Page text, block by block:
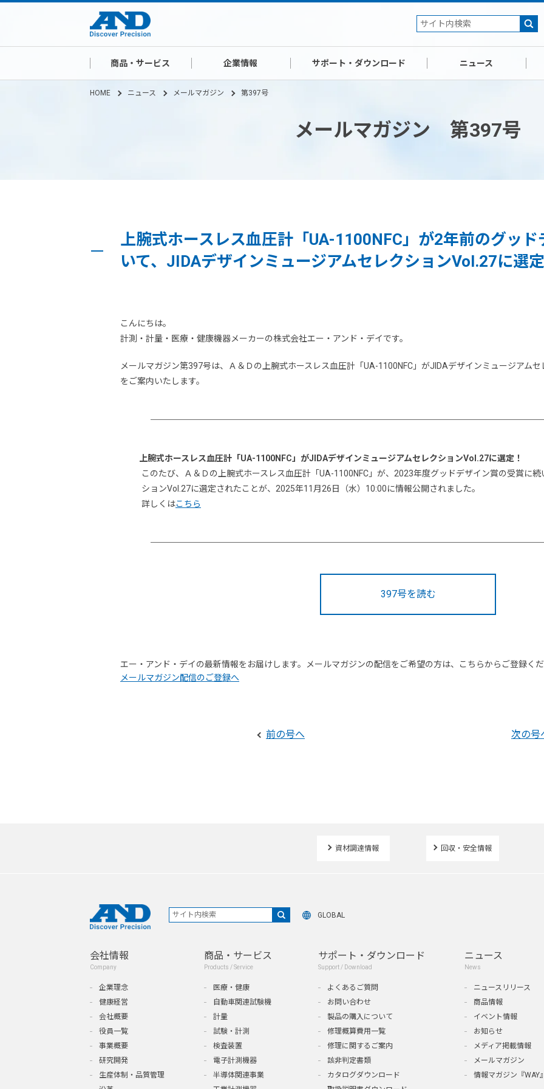
商品・サービス 企業情報 サポート・ダウンロード ニュース
HOME ニュース メールマガジン 第397号
メールマガジン 第397号
上腕式ホースレス血圧計「UA-1100NFC」が2年前のグッ
いて、JIDAデザインミュージアムセレクションVol.27に選定
こんにちは。
計測・計量・医療・健康機器メーカーの株式会社エー・アンド・デイです。
メールマガジン第397号は、Ａ＆Ｄの上腕式ホースレス血圧計「UA-1100NFC」がJIDAデザインミュージアム
をご案内いたします。
上腕式ホースレス血圧計「UA-1100NFC」がJIDAデザインミュージアムセレクションVol.27に選定！
このたび、Ａ＆Ｄの上腕式ホースレス血圧計「UA-1100NFC」が、2023年度グッドデザイン賞の受賞に
ションVol.27に選定されたことが、2025年11月26日（水）10:00に情報公開されました。
詳しくはこちら
397号を読む
エー・アンド・デイの最新情報をお届けします。メールマガジンの配信をご希望の方は、こちらからご登録くだ
メールマガジン配信のご登録へ
前の号へ 次の号
資材調達情報 回収・安全情報
GLOBAL
会社情報
Company
企業理念
健康経営
会社概要
役員一覧
事業概要
研究開発
生産体制・品質管理
商品・サービス
Products / Service
医療・健康
自動車関連試験機
計量
試験・計測
検査装置
電子計測機器
半導体関連事業
サポート・ダウンロード
Support / Download
よくあるご質問
お問い合わせ
製品の購入について
修理概算費用一覧
修理に関するご案内
該非判定書類
カタログダウンロード
ニュース
News
ニュースリリース
商品情報
イベント情報
お知らせ
メディア掲載情報
メールマガジン
情報マガジン『WAY』